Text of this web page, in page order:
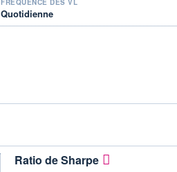
FRÉQUENCE DES VL
Quotidienne
Ratio de Sharpe